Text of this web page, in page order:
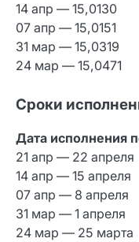
14 апр — 15,0130
07 апр — 15,0151
31 мар — 15,0319
24 мар — 15,0471
Сроки
Дата исполнения
21 апр — 22 апреля
14 апр — 15 апреля
07 апр — 8 апреля
31 мар — 1 апреля
24 мар — 25 марта